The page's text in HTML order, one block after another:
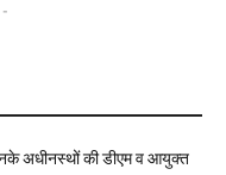
-
अधीनस्थों की डीएम व आयुक्त